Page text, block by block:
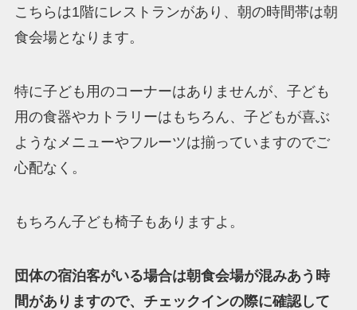
こちらは1階にレストランがあり、朝の時間帯は朝
食会場となります。
特に子ども用のコーナーはありませんが、子ども
用の食器やカトラリーはもちろん、子どもが喜ぶ
ようなメニューやフルーツは揃っていますのでご
心配なく。
もちろん子ども椅子もありますよ。
団体の宿泊客がいる場合は朝食会場が混みあう時
間がありますので、チェックインの際に確認して